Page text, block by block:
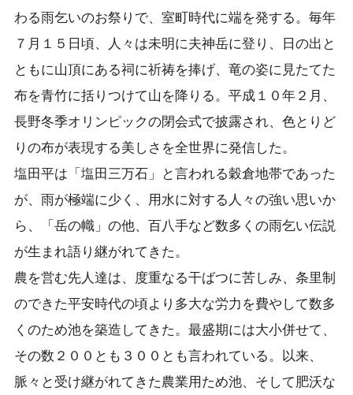
わる雨乞いのお祭りで、室町時代に端を発する。毎年
７月１５日頃、人々は未明に夫神岳に登り、日の出と
ともに山頂にある祠に祈祷を捧げ、竜の姿に見たてた
布を青竹に括りつけて山を降りる。平成１０年２月、
長野冬季オリンピックの閉会式で披露され、色とりど
りの布が表現する美しさを全世界に発信した。
塩田平は「塩田三万石」と言われる穀倉地帯であった
が、雨が極端に少く、用水に対する人々の強い思いか
ら、「岳の幟」の他、百八手など数多くの雨乞い伝説
が生まれ語り継がれてきた。
農を営む先人達は、度重なる干ばつに苦しみ、条里制
のできた平安時代の頃より多大な労力を費やして数多
くのため池を築造してきた。最盛期には大小併せて、
その数２００とも３００とも言われている。以来、
脈々と受け継がれてきた農業用ため池、そして肥沃な